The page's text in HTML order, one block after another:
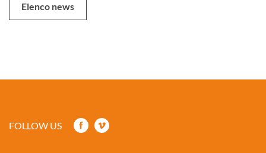
Elenco news
FOLLOW US